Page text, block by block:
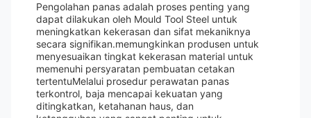
Pengolahan panas adalah proses penting yang
dapat dilakukan oleh Mould Tool Steel untuk
meningkatkan kekerasan dan sifat mekaniknya
secara signifikan.memungkinkan produsen untuk
menyesuaikan tingkat kekerasan material untuk
memenuhi persyaratan pembuatan cetakan
tertentuMelalui prosedur perawatan panas
terkontrol, baja mencapai kekuatan yang
ditingkatkan, ketahanan haus, dan